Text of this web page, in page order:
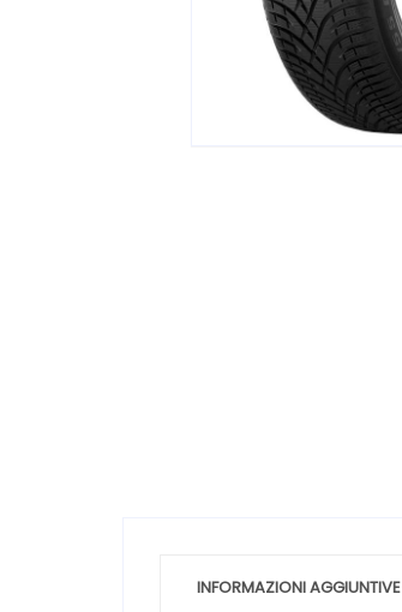
INFORMAZIONI AGGIUNTIVE